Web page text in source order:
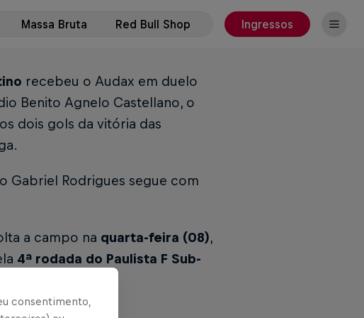
Massa Bruta Red Bull Shop Ingressos
recebeu o Audax em duelo
Benito Agnelo Castellano, o
dois gols da vitória das
Gabriel Rodrigues segue com
a campo na quarta-feira (08),
4ª rodada do Paulista F Sub-
consentimento,